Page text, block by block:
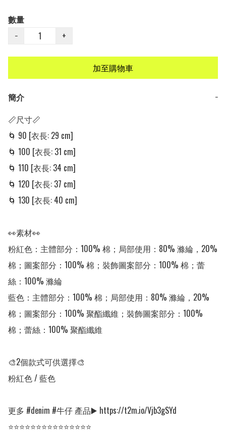
數量
−
+
加至購物車
簡介
−
📏尺寸📏
🌀 90 [衣長: 29 cm]
🌀 100 [衣長: 31 cm]
🌀 110 [衣長: 34 cm]
🌀 120 [衣長: 37 cm]
🌀 130 [衣長: 40 cm]
👀素材👀
粉紅色：主體部分：100% 棉；局部使用：80% 滌綸，20%
棉；圖案部分：100% 棉；裝飾圖案部分：100% 棉；蕾
絲：100% 滌綸
藍色：主體部分：100% 棉；局部使用：80% 滌綸，20%
棉；圖案部分：100% 聚酯纖維；裝飾圖案部分：100%
棉；蕾絲：100% 聚酯纖維
🎨2個款式可供選擇🎨
粉紅色 / 藍色
更多 #denim #牛仔 產品▶️ https://t2m.io/Vjb3gSYd
⭐⭐⭐⭐⭐⭐⭐⭐⭐⭐⭐⭐⭐⭐⭐